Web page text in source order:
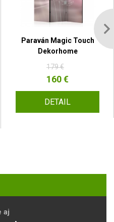
Paraván Magic Touch
Dekorhome
179 €
160 €
DETAIL
aj